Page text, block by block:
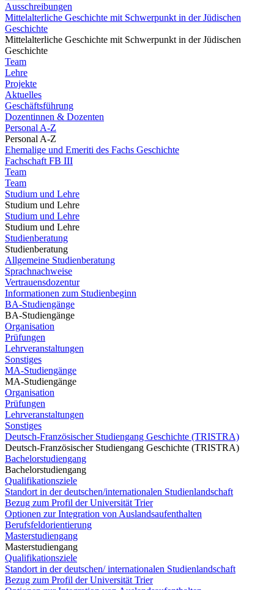
Ausschreibungen
Mittelalterliche Geschichte mit Schwerpunkt in der Jüdischen
Geschichte
Mittelalterliche Geschichte mit Schwerpunkt in der Jüdischen
Geschichte
Team
Lehre
Projekte
Aktuelles
Geschäftsführung
Dozentinnen & Dozenten
Personal A-Z
Personal A-Z
Ehemalige und Emeriti des Fachs Geschichte
Fachschaft FB III
Team
Team
Studium und Lehre
Studium und Lehre
Studium und Lehre
Studium und Lehre
Studienberatung
Studienberatung
Allgemeine Studienberatung
Sprachnachweise
Vertrauensdozentur
Informationen zum Studienbeginn
BA-Studiengänge
BA-Studiengänge
Organisation
Prüfungen
Lehrveranstaltungen
Sonstiges
MA-Studiengänge
MA-Studiengänge
Organisation
Prüfungen
Lehrveranstaltungen
Sonstiges
Deutsch-Französischer Studiengang Geschichte (TRISTRA)
Deutsch-Französischer Studiengang Geschichte (TRISTRA)
Bachelorstudiengang
Bachelorstudiengang
Qualifikationsziele
Standort in der deutschen/internationalen Studienlandschaft
Bezug zum Profil der Universität Trier
Optionen zur Integration von Auslandsaufenthalten
Berufsfeldorientierung
Masterstudiengang
Masterstudiengang
Qualifikationsziele
Standort in der deutschen/ internationalen Studienlandschaft
Bezug zum Profil der Universität Trier